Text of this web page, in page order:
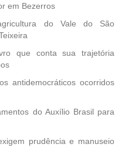
em Bezerros
do Vale do São
que conta sua trajetória
antidemocráticos ocorridos
do Auxílio Brasil para
prudência e manuseio